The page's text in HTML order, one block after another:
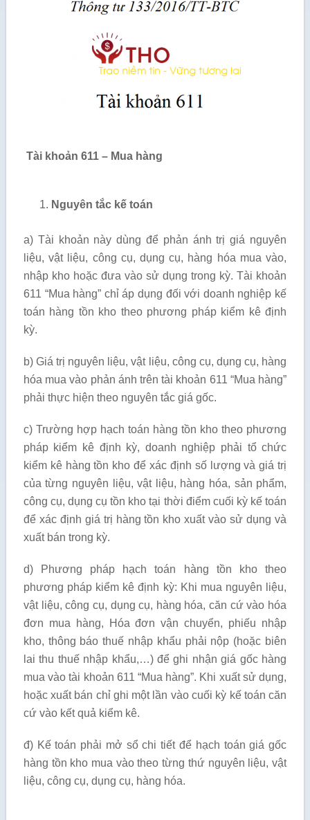
Tài khoản 611 – Mua hàng
Nguyên tắc kế toán
a) Tài khoản này dùng để phản ánh trị giá nguyên
liệu, vật liệu, công cụ, dụng cụ, hàng hóa mua vào,
nhập kho hoặc đưa vào sử dụng trong kỳ. Tài khoản
611 “Mua hàng” chỉ áp dụng đối với doanh nghiệp kế
toán hàng tồn kho theo phương pháp kiểm kê định
kỳ.
b) Giá trị nguyên liệu, vật liệu, công cụ, dụng cụ, hàng
hóa mua vào phản ánh trên tài khoản 611 “Mua hàng”
phải thực hiện theo nguyên tắc giá gốc.
c) Trường hợp hạch toán hàng tồn kho theo phương
pháp kiểm kê định kỳ, doanh nghiệp phải tổ chức
kiểm kê hàng tồn kho để xác định số lượng và giá trị
của từng nguyên liệu, vật liệu, hàng hóa, sản phẩm,
công cụ, dụng cụ tồn kho tại thời điểm cuối kỳ kế toán
để xác định giá trị hàng tồn kho xuất vào sử dụng và
xuất bán trong kỳ.
d) Phương pháp hạch toán hàng tồn kho theo
phương pháp kiểm kê định kỳ: Khi mua nguyên liệu,
vật liệu, công cụ, dụng cụ, hàng hóa, căn cứ vào hóa
đơn mua hàng, Hóa đơn vận chuyển, phiếu nhập
kho, thông báo thuế nhập khẩu phải nộp (hoặc biên
lai thu thuế nhập khẩu,…) để ghi nhận giá gốc hàng
mua vào tài khoản 611 “Mua hàng”. Khi xuất sử dụng,
hoặc xuất bán chỉ ghi một lần vào cuối kỳ kế toán căn
cứ vào kết quả kiểm kê.
đ) Kế toán phải mở sổ chi tiết để hạch toán giá gốc
hàng tồn kho mua vào theo từng thứ nguyên liệu, vật
liệu, công cụ, dụng cụ, hàng hóa.